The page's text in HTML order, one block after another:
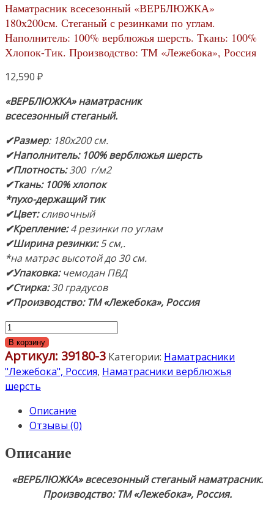
Наматрасник всесезонный «ВЕРБЛЮЖКА»
180х200см. Стеганый с резинками по углам.
Наполнитель: 100% верблюжья шерсть. Ткань: 100%
Хлопок-Тик. Производство: ТМ «Лежебока», Россия
12,590 ₽
«ВЕРБЛЮЖКА» наматрасник
всесезонный стеганый.
✔Размер: 180х200 см.
✔Наполнитель: 100% верблюжья шерсть
✔Плотность:300 г/м2
✔Ткань: 100% хлопок
*пухо-держащий тик
✔Цвет:сливочный
✔Крепление:4 резинки по углам
✔Ширина резинки:5 см,.
*на матрас высотой до 30 см.
✔Упаковка:чемодан ПВД
✔Стирка:30 градусов
✔Производство: ТМ «Лежебока», Россия
Количество
товара
Наматрасник
всесезонный
«ВЕРБЛЮЖКА»
Стеганый
по
углам.
Наполнитель:
В корзину
Артикул: 39180-3 Категории: Наматрасники
"Лежебока", Россия, Наматрасники верблюжья
шерсть
Описание
Отзывы (0)
Описание
«ВЕРБЛЮЖКА» всесезонный стеганый наматрасник.
Производство: ТМ «Лежебока», Россия.